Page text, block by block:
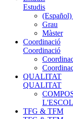
Estudis
Grau
Màster
Coordinació
Coordinació
QUALITAT
QUALITAT
TFG & TFM